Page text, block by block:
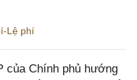
Lệ phí
của Chính phủ hướng